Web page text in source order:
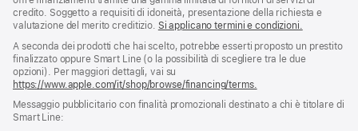
credito. Soggetto a requisiti di idoneità, presentazione della richiesta e
valutazione del merito creditizio. Si applicano termini e condizioni.
A seconda dei prodotti che hai scelto, potrebbe esserti proposto un prestito
finalizzato oppure Smart Line (o la possibilità di scegliere tra le due
opzioni). Per maggiori dettagli, vai su
https://www.apple.com/it/shop/browse/financing/terms.
Messaggio pubblicitario con finalità promozionali destinato a chi è titolare di
Smart Line: